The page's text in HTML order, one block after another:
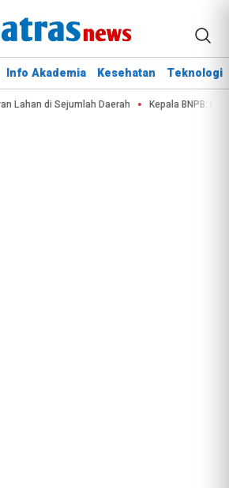
Info Akademia Kesehatan Teknologi
di Sejumlah Daerah Kepala BNPB: